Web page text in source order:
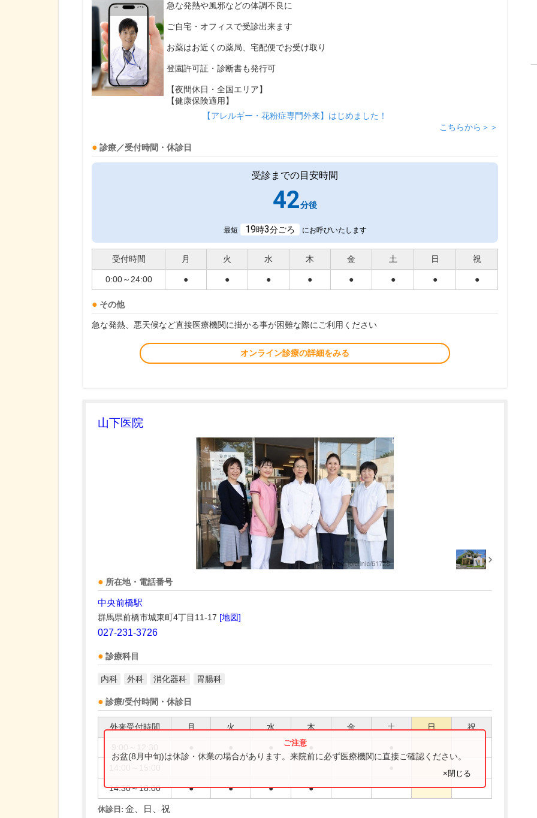
急な発熱や風邪などの体調不良に
ご自宅・オフィスで受診出来ます
お薬はお近くの薬局、宅配便でお受け取り
登園許可証・診断書も発行可
【夜間休日・全国エリア】
【健康保険適用】
【アレルギー・花粉症専門外来】はじめました！
こちらから＞＞
診療／受付時間・休診日
受診までの目安時間
42分後
最短 19時3分ごろ にお呼びいたします
受付時間 月 火 水 木 金 土 日 祝
0:00～24:00 ● ● ● ● ● ● ● ●
その他
急な発熱、悪天候など直接医療機関に掛かる事が困難な際にご利用ください
オンライン診療の詳細をみる
山下医院
所在地・電話番号
中央前橋駅
群馬県前橋市城東町4丁目11-17 [地図]
027-231-3726
診療科目
内科 外科 消化器科 胃腸科
診療/受付時間・休診日
外来受付時間 月 火 水 木 金 土 日 祝
14:30～18:00 ● ● ● ●
お盆(8月中旬)は休診・休業の場合があります。来院前に必ず医療機関に直接ご確認ください。
×閉じる
休診日: 金、日、祝